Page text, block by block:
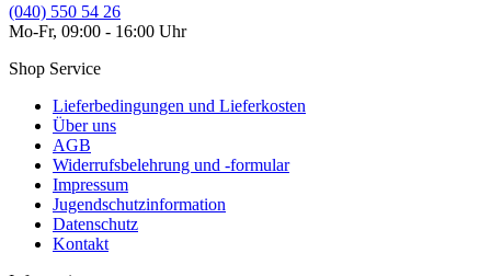
(040) 550 54 26
Mo-Fr, 09:00 - 16:00 Uhr
Shop Service
Lieferbedingungen und Lieferkosten
Über uns
AGB
Widerrufsbelehrung und -formular
Impressum
Jugendschutzinformation
Datenschutz
Kontakt